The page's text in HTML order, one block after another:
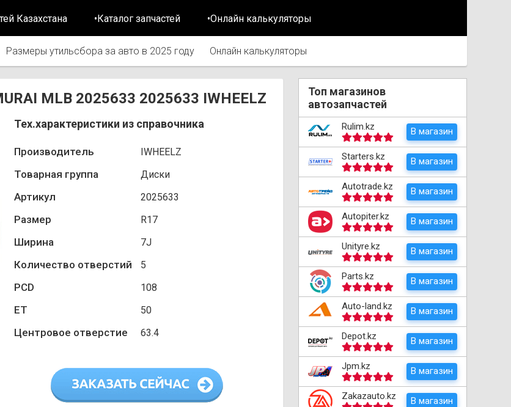
Казахстана •Каталог запчастей •Онлайн калькуляторы
Размеры утильсбора за авто в 2025 году Онлайн калькуляторы
MLB 2025633 2025633 IWHEELZ
Тех.характеристики из справочника
Производитель IWHEELZ
Товарная группа Диски
Артикул 2025633
Размер R17
Ширина 7J
Количество отверстий 5
PCD 108
ET 50
Центровое отверстие 63.4
Топ магазинов
автозапчастей
Rulim.kz В магазин
Starters.kz В магазин
Autotrade.kz В магазин
Autopiter.kz В магазин
Unityre.kz В магазин
Parts.kz В магазин
Auto-land.kz В магазин
Depot.kz В магазин
Jpm.kz В магазин
Zakazauto.kz В магазин